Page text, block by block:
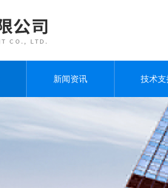
新闻资讯 技术支